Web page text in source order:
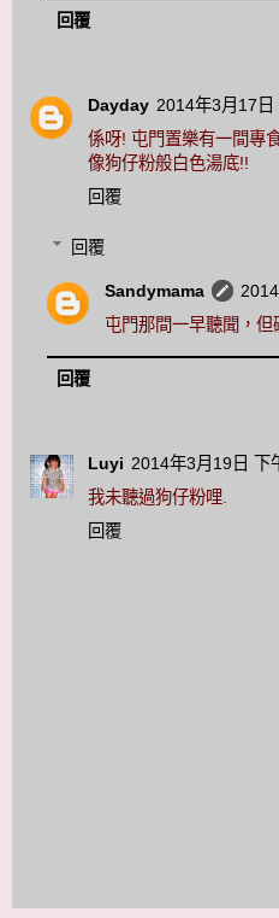
回覆
Dayday 2014年3月17日
係呀! 屯門置樂有一間專
像狗仔粉般白色湯底!!
回覆
回覆
Sandymama
屯門那間一早聽聞，
回覆
Luyi 2014年3月19日 下
我未聽過狗仔粉哩.
回覆